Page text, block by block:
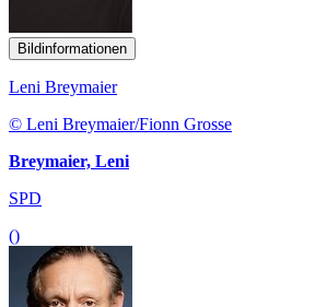
Bildinformationen
Leni Breymaier
© Leni Breymaier/Fionn Grosse
Breymaier, Leni
SPD
()